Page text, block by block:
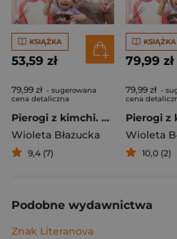
KSIĄŻKA
53,59 zł
79,99 zł - sugerowana
cena detaliczna
Pierogi z kimchi. Moje ulubione azjatyckie przepisy
Wioleta Błazucka
9,4 (7)
KSIĄŻKA
79,99 zł
79,99 zł -
cena
Wioleta
10,0 (2)
Podobne wydawnictwa
Znak Literanova